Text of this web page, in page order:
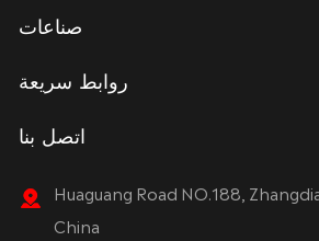
صناعات
روابط سريعة
اتصل بنا
Huaguang Road NO.188,
China